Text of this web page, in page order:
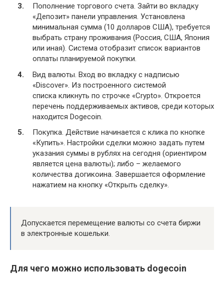
Пополнение торгового счета. Зайти во вкладку
«Депозит» панели управления. Установлена
минимальная сумма (10 долларов США), требуется
выбрать страну проживания (Россия, США, Япония
или иная). Система отобразит список вариантов
оплаты планируемой покупки.
Вид валюты. Вход во вкладку с надписью
«Discover». Из построенного системой
списка кликнуть по строчке «Crypto». Откроется
перечень поддерживаемых активов, среди которых
находится Dogecoin.
Покупка. Действие начинается с клика по кнопке
«Купить». Настройки сделки можно задать путем
указания суммы в рублях на сегодня (ориентиром
является цена валюты); либо – желаемого
количества догикоина. Завершается оформление
нажатием на кнопку «Открыть сделку».
Допускается перемещение валюты со счета биржи
в электронные кошельки.
Для чего можно использовать dogecoin